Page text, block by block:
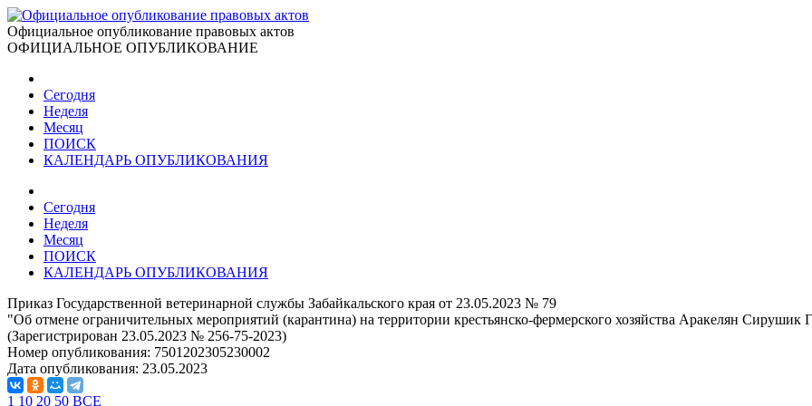
Официальное опубликование правовых актов
ОФИЦИАЛЬНОЕ ОПУБЛИКОВАНИЕ
Сегодня
Неделя
Месяц
ПОИСК
КАЛЕНДАРЬ ОПУБЛИКОВАНИЯ
Сегодня
Неделя
Месяц
ПОИСК
КАЛЕНДАРЬ ОПУБЛИКОВАНИЯ
Приказ Государственной ветеринарной службы Забайкальского края от 23.05.2023 № 79
"Об отмене ограничительных мероприятий (карантина) на территории крестьянско-фермерского хозяйства Аракелян Сирушик
(Зарегистрирован 23.05.2023 № 256-75-2023)
Номер опубликования: 7501202305230002
Дата опубликования: 23.05.2023
1 10 20 50 ВСЕ